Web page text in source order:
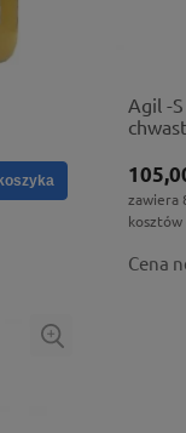
Agil -
zawiera
Cena